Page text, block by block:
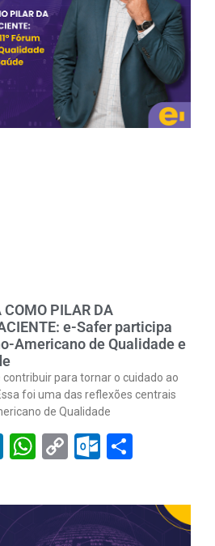
COMO PILAR DA
e-Safer participa
Americano de Qualidade e
para tornar o cuidado ao
foi uma das reflexões centrais
de Qualidade
LinkedIn
WhatsApp
Copy